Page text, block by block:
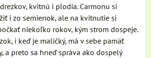
kvitnú i plodia. Carmonu si
i zo semienok, ale na kvitnutie si
niekoľko rokov, kým strom dospeje.
i keď je maličký, má v sebe pamäť
a preto sa hneď správa ako dospelý